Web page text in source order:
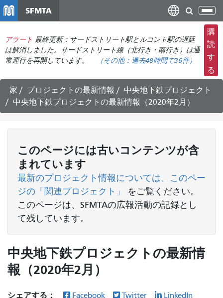
コ
ン
テ
ン
ツ
に
移
SFMTA
ナ
ビ
ゲ
ー
シ
ョ
ン
切
り
アラート 最終更新：サードストリート駅とルコント駅の遅延
は解消しました。サードストリート線（北行き・南行き）は通
常運行を再開しています。
（その他： 過去48時間で36件）
購
読
す
る
家 プロジェクトの最新情報
中央地下鉄プロジェクト
中央地下鉄プロジェクトの最新情報（2020年2月）
このページには古いコンテンツが含
まれています
最新のプロジェクト情報については、このペー
ジの「関連プロジェクト」
をご覧ください。
このページは、SFMTAの広報活動の記録とし
て残しています。
中央地下鉄プロジェクトの最新情
報（2020年2月）
シェアする： Facebook Twitter LinkedIn